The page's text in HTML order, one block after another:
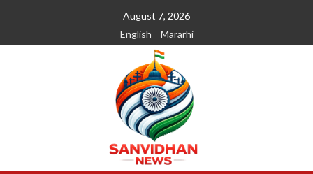
August 7, 2026
English
Mararhi